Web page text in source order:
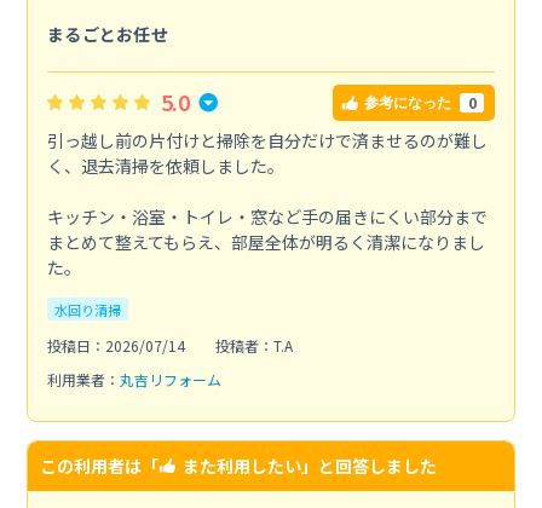
まるごとお任せ
5.0 参考になった 0
引っ越し前の片付けと掃除を自分だけで済ませるのが難し
く、退去清掃を依頼しました。
キッチン・浴室・トイレ・窓など手の届きにくい部分まで
まとめて整えてもらえ、部屋全体が明るく清潔になりまし
た。
水回り清掃
投稿日：2026/07/14
投稿者：T.A
利用業者： 丸吉リフォーム
この利用者は「 また利用したい」と回答しました